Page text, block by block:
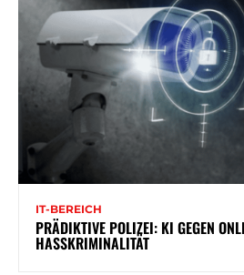
IT-BEREICH
PRÄDIKTIVE POLIZEI: KI GEGEN
HASSKRIMINALITÄT